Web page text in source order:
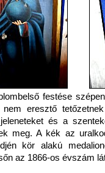
festése
eresztő
és a
meg. A kék az
kör alakú
az 1866-os évszám